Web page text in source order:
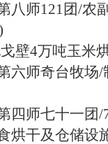
八师121团/农
壁4万吨玉米
六师奇台牧场
四师七十一团/
烘干及仓储设